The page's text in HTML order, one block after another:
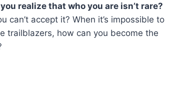
realize that who you are isn’t rare?
accept it? When it’s impossible to
trailblazers, how can you become the